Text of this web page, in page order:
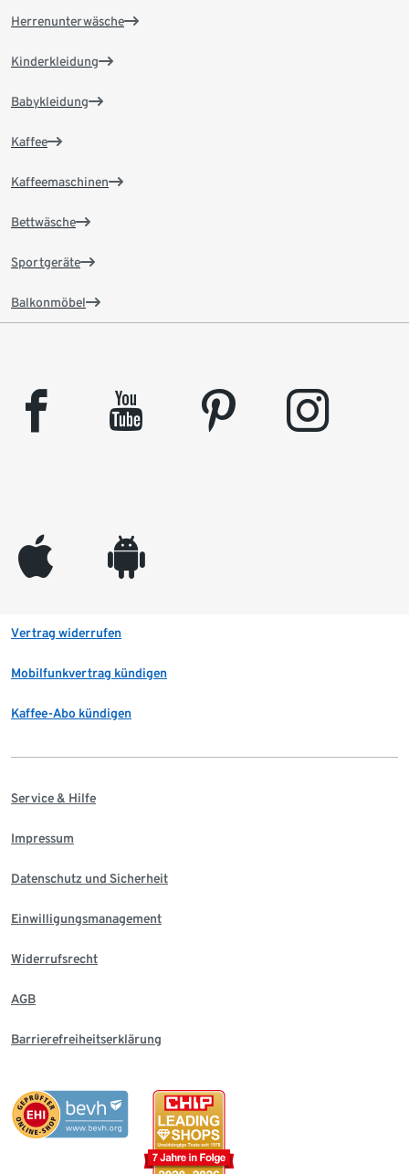
Herrenunterwäsche
Kinderkleidung
Babykleidung
Kaffee
Kaffeemaschinen
Bettwäsche
Sportgeräte
Balkonmöbel
facebook youtube pinterest instagram
appleinc android
Vertrag widerrufen
Mobilfunkvertrag kündigen
Kaffee-Abo kündigen
Service & Hilfe
Impressum
Datenschutz und Sicherheit
Einwilligungsmanagement
Widerrufsrecht
AGB
Barrierefreiheitserklärung